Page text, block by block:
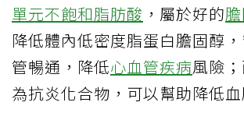
單元不飽和脂肪酸 ，屬於好的
降低體內低密度脂蛋白膽固醇
管暢通，降低心血管疾病風險
為抗炎化合物，可以幫助降低血